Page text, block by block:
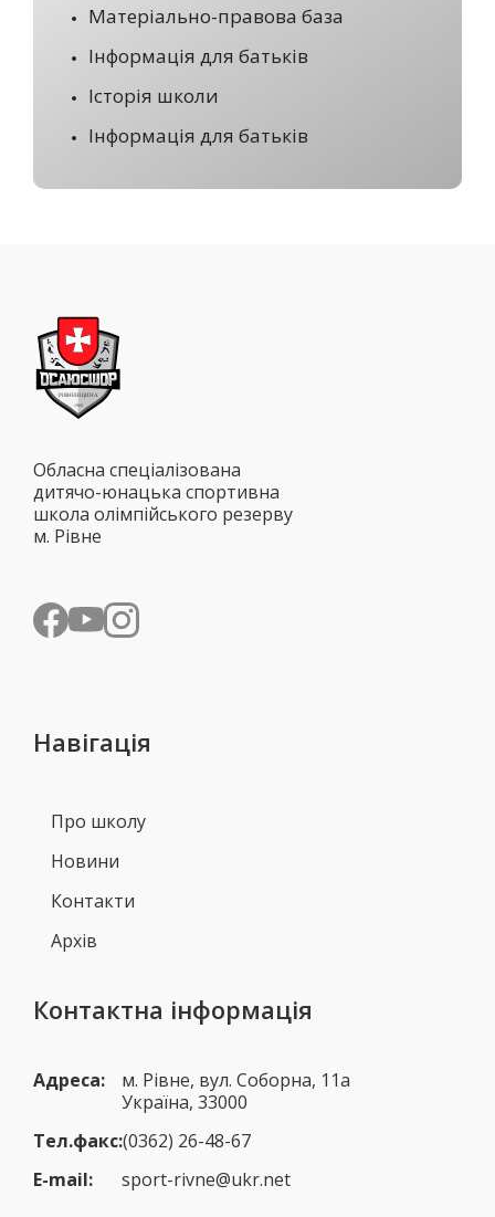
Матеріально-правова база
Інформація для батьків
Історія школи
Інформація для батьків
Обласна спеціалізована
дитячо-юнацька спортивна
школа олімпійського резерву
м. Рівне
Навігація
Про школу
Новини
Контакти
Архів
Контактна інформація
Адреса:
м. Рівне, вул. Соборна, 11а
Україна, 33000
Тел.факс:(0362) 26-48-67
E-mail:
sport-rivne@ukr.net